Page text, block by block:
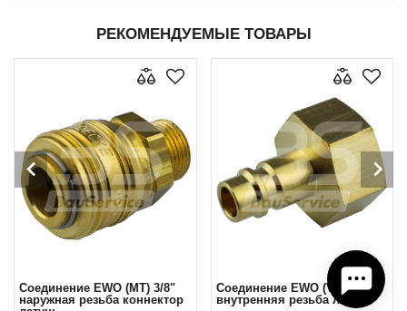
РЕКОМЕНДУЕМЫЕ ТОВАРЫ
Соединение EWO (MT) 3/8"
наружная резьба коннектор
Соединение EWO (VT) 1/2"
внутренняя резьба латунь